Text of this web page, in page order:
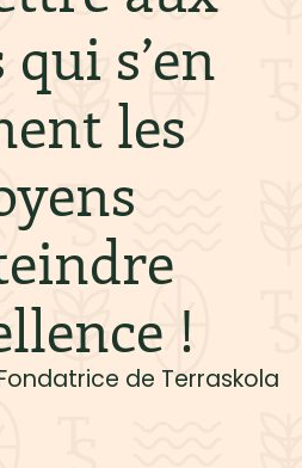
qui s’en
les
!
de Terraskola